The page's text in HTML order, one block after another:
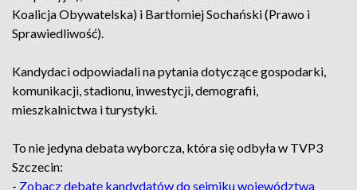
Koalicja Obywatelska) i Bartłomiej Sochański (Prawo i
Sprawiedliwość).
Kandydaci odpowiadali na pytania dotyczące gospodarki,
komunikacji, stadionu, inwestycji, demografii,
mieszkalnictwa i turystyki.
To nie jedyna debata wyborcza, która się odbyła w TVP3
Szczecin:
- Zobacz debatę kandydatów do sejmiku województwa